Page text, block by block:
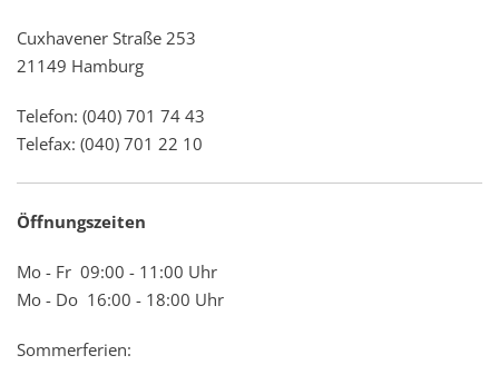
Cuxhavener Straße 253
21149 Hamburg
Telefon: (040) 701 74 43
Telefax: (040) 701 22 10
Öffnungszeiten
Mo - Fr 09:00 - 11:00 Uhr
Mo - Do 16:00 - 18:00 Uhr
Sommerferien: